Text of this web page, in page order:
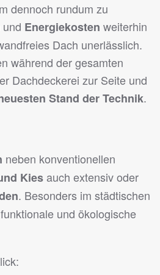
dennoch rundum zu
Energiekosten weiterhin
Dach unerlässlich.
während der gesamten
Dachdeckerei zur Seite und
Stand der Technik.
neben konventionellen
Kiesauch extensiv oder
. Besonders im städtischen
und ökologische